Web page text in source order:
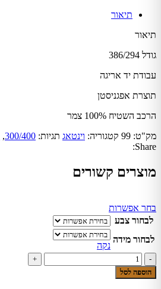
תיאור
תיאור
גודל 386/294
עבודת יד אריגה
תוצרת אפגניסטן
הרכב השטיח 100% צמר
מק"ט: 99 קטגוריה: וינטאג תגיות: 300/400
,
Share:
מוצרים קשורים
בחר אפשרות
זה
יש
מספר
סוגים.
לבחור צבע
לבחור מידה
נקה
כמות
של
שטיח
הוספה לסל